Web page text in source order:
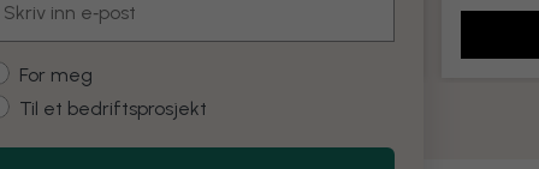
type
For meg
Til et bedriftsprosjekt